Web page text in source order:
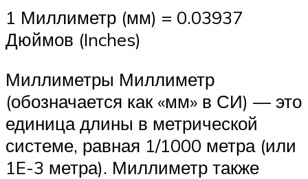
1 Миллиметр (мм) = 0.03937
Дюймов (Inches)
Миллиметры Миллиметр
(обозначается как «мм» в СИ) — это
единица длины в метрической
системе, равная 1/1000 метра (или
1E-3 метра). Миллиметр также